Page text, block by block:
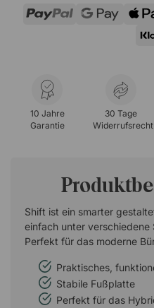
10 Jahre
Garantie
30 Tage
Widerrufsrecht
Shift ist ein smarter
einfach unter verschiedene
Perfekt für das moderne
Praktisches,
Stabile Fußplatte
Perfekt für das